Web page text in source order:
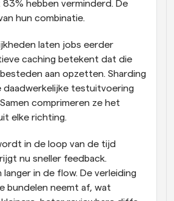
hebben verminderd. De
hun combinatie.
laten jobs eerder
caching betekent dat die
aan opzetten. Sharding
testuitvoering
comprimeren ze het
elke richting.
in de loop van de tijd
nu sneller feedback.
langer in de flow. De verleiding
bundelen neemt af, wat